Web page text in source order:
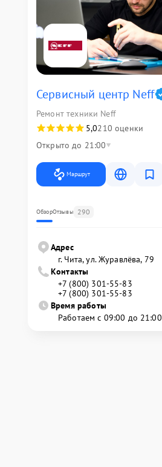
Сервисный центр Neff
Ремонт техники Neff
5,0210 оценки
Открыто до 21:00
Маршрут
ОбзорОтзывы 290
Адрес
г. Чита, ул. Журавлёва, 79
Контакты
+7 (800) 301-55-83
+7 (800) 301-55-83
Время работы
Работаем с 09:00 до 21:00